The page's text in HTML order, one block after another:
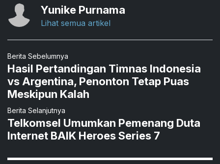
Yunike Purnama
Lihat semua artikel
Berita Sebelumnya
Hasil Pertandingan Timnas Indonesia
vs Argentina, Penonton Tetap Puas
Meskipun Kalah
Berita Selanjutnya
Telkomsel Umumkan Pemenang Duta
Internet BAIK Heroes Series 7